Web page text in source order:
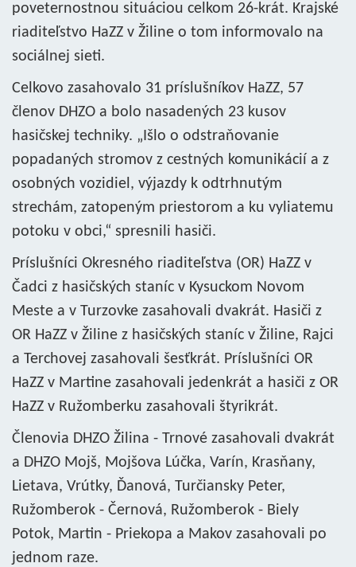
poveternostnou situáciou celkom 26-krát. Krajské
riaditeľstvo HaZZ v Žiline o tom informovalo na
sociálnej sieti.
Celkovo zasahovalo 31 príslušníkov HaZZ, 57
členov DHZO a bolo nasadených 23 kusov
hasičskej techniky. „Išlo o odstraňovanie
popadaných stromov z cestných komunikácií a z
osobných vozidiel, výjazdy k odtrhnutým
strechám, zatopeným priestorom a ku vyliatemu
potoku v obci,“ spresnili hasiči.
Príslušníci Okresného riaditeľstva (OR) HaZZ v
Čadci z hasičských staníc v Kysuckom Novom
Meste a v Turzovke zasahovali dvakrát. Hasiči z
OR HaZZ v Žiline z hasičských staníc v Žiline, Rajci
a Terchovej zasahovali šesťkrát. Príslušníci OR
HaZZ v Martine zasahovali jedenkrát a hasiči z OR
HaZZ v Ružomberku zasahovali štyrikrát.
Členovia DHZO Žilina - Trnové zasahovali dvakrát
a DHZO Mojš, Mojšova Lúčka, Varín, Krasňany,
Lietava, Vrútky, Ďanová, Turčiansky Peter,
Ružomberok - Černová, Ružomberok - Biely
Potok, Martin - Priekopa a Makov zasahovali po
jednom raze.